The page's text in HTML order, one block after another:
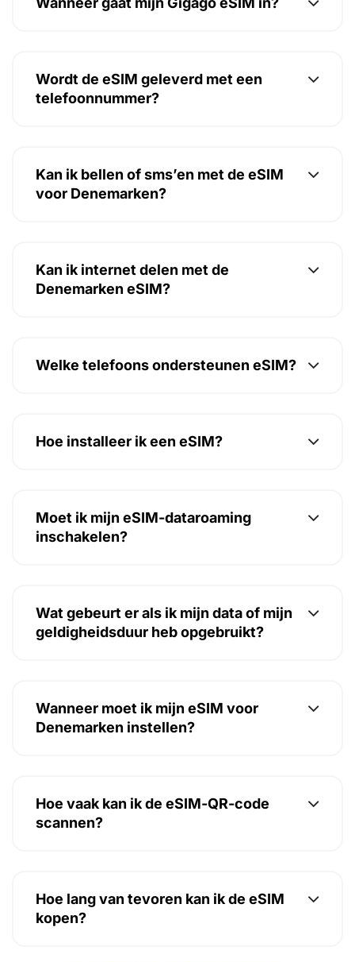
Wordt de eSIM geleverd met een
telefoonnummer?
Kan ik bellen of sms’en met de eSIM
voor Denemarken?
Kan ik internet delen met de
Denemarken eSIM?
Welke telefoons ondersteunen eSIM?
Hoe installeer ik een eSIM?
Moet ik mijn eSIM-dataroaming
inschakelen?
Wat gebeurt er als ik mijn data of mijn
geldigheidsduur heb opgebruikt?
Wanneer moet ik mijn eSIM voor
Denemarken instellen?
Hoe vaak kan ik de eSIM-QR-code
scannen?
Hoe lang van tevoren kan ik de eSIM
kopen?